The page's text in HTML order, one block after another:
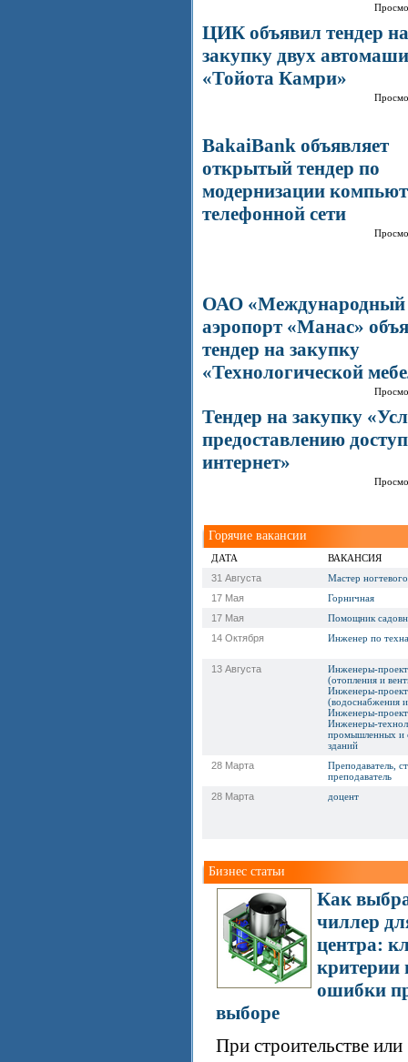
ЦИК объявил тендер на
закупку двух
«Тойота Камри»
BakaiBank объявляет
открытый тендер по
модернизации
телефонной сети
ОАО «Международный
аэропорт «Манас»
тендер на закупку
«Технологической
Тендер на закупку
предоставлению
интернет»
Горячие вакансии
ДАТА
ВАКАНСИЯ
31 Августа
Мастер
17 Мая
Горничная
17 Мая
Помощник
14 Октября
Инженер по
13 Августа
Инженеры-
(отопления и
Инженеры-
(водоснабжения
Инженеры-
Инженеры-
промышленных и
зданий
28 Марта
Преподаватель,
преподаватель
28 Марта
доцент
Бизнес статьи
Как
чиллер
центра:
критерии
ошибки
выборе
При строительстве или